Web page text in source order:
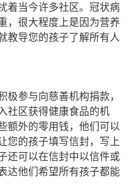
着当今许多社区。冠状病
，很大程度上是因为营养
教导您的孩子了解所有人
极参与向慈善机构捐款，
社区获得健康食品的机
额外的零用钱，他们可以
您的孩子填写信封，写上
还可以在信封中以信件或
达他们希望所有孩子都能